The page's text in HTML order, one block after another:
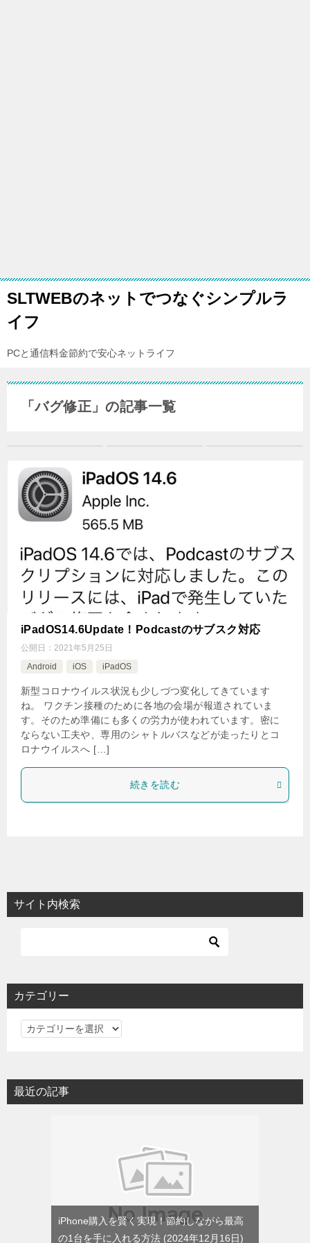
SLTWEBのネットでつなぐシンプルラ
イフ
PCと通信料金節約で安心ネットライフ
「バグ修正」の記事一覧
iPadOS14.6Update！Podcastのサブスク対応
公開日： 2021年5月25日
Android
iOS iPadOS
新型コロナウイルス状況も少しづつ変化してきています
ね。 ワクチン接種のために各地の会場が報道されていま
す。そのため準備にも多くの労力が使われています。密に
ならない工夫や、専用のシャトルバスなどが走ったりとコ
ロナウイルスへ […]
続きを読む
サイト内検索
カテゴリー
カ
リ
ー
最近の記事
iPhone購入を賢く実現！節約しながら最高
の1台を手に入れる方法
2024年12月16日